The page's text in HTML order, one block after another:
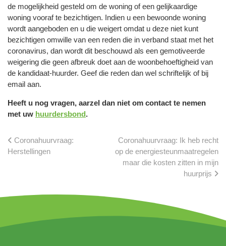
de mogelijkheid gesteld om de woning of een gelijkaardige
woning vooraf te bezichtigen. Indien u een bewoonde woning
wordt aangeboden en u die weigert omdat u deze niet kunt
bezichtigen omwille van een reden die in verband staat met het
coronavirus, dan wordt dit beschouwd als een gemotiveerde
weigering die geen afbreuk doet aan de woonbehoeftigheid van
de kandidaat-huurder. Geef die reden dan wel schriftelijk of bij
email aan.
Heeft u nog vragen, aarzel dan niet om contact te nemen
met uw huurdersbond.
Coronahuurvraag:
Herstellingen
Coronahuurvraag: Ik heb recht
op de energiesteunmaatregelen
maar die kosten zitten in mijn
huurprijs